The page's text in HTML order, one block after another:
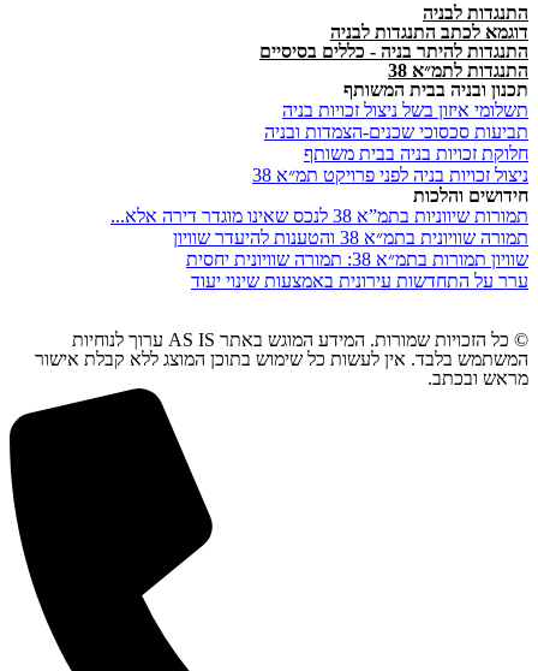
התנגדות לבניה
דוגמא לכתב התנגדות לבניה
התנגדות להיתר בניה - כללים בסיסיים
התנגדות לתמ״א 38
תכנון ובניה בבית המשותף
תשלומי איזון בשל ניצול זכויות בניה
תביעות סכסוכי שכנים-הצמדות ובניה
חלוקת זכויות בניה בבית משותף
ניצול זכויות בניה לפני פרויקט תמ״א 38
חידושים והלכות
תמורות שיווניות בתמ”א 38 לנכס שאינו מוגדר דירה אלא...
תמורה שוויונית בתמ״א 38 והטענות להיעדר שוויון
שוויון תמורות בתמ״א 38: תמורה שוויונית יחסית
ערר על התחדשות עירונית באמצעות שינוי יעוד
© כל הזכויות שמורות. המידע המוגש באתר AS IS ערוך לנוחיות
המשתמש בלבד. אין לעשות כל שימוש בתוכן המוצג ללא קבלת אישור
מראש ובכתב.